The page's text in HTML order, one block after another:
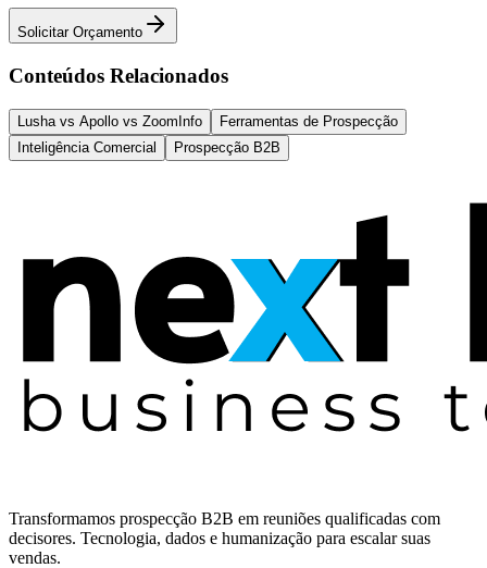
Solicitar Orçamento
Conteúdos Relacionados
Lusha vs Apollo vs ZoomInfo
Ferramentas de Prospecção
Inteligência Comercial
Prospecção B2B
Transformamos prospecção B2B em reuniões qualificadas com
decisores. Tecnologia, dados e humanização para escalar suas
vendas.